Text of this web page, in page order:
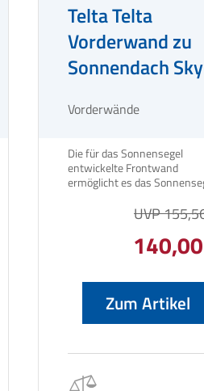
Telta Telta
Vorderwand zu
Sonnendach Sky
Vorderwände
Die für das Sonnensegel
entwickelte Frontwand
ermöglicht es das
schnell zu schließen. Sie
Reißverschluss eingezogen.
UVP
Zum Artikel